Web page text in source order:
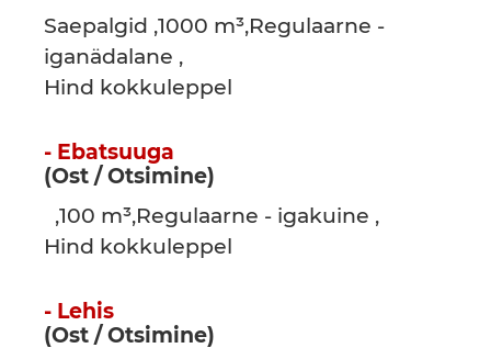
Saepalgid ,1000 m³,Regulaarne -
iganädalane ,
Hind kokkuleppel
- Ebatsuuga
(Ost / Otsimine)
,100 m³,Regulaarne - igakuine ,
Hind kokkuleppel
- Lehis
(Ost / Otsimine)